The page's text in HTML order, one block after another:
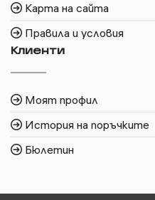
Карта на сайта
Правила и условия
Клиенти
Моят профил
История на поръчките
Бюлетин